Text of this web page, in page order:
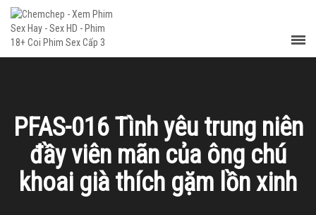
PFAS-016 Tình yêu trung niên
đầy viên mãn của ông chú
khoai già thích gặm lồn xinh